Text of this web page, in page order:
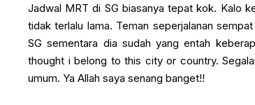
Jadwal MRT di SG biasanya tepat kok. Kalo
tidak terlalu lama. Teman seperjalanan
SG sementara dia sudah yang entah
thought i belong to this city or country.
umum. Ya Allah saya senang banget!!